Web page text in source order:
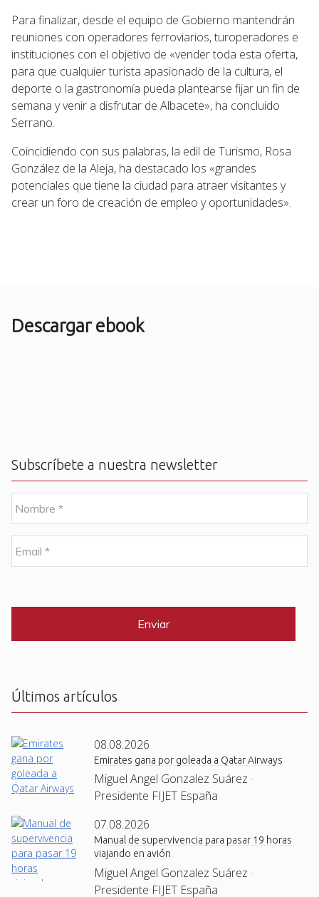
Para finalizar, desde el equipo de Gobierno mantendrán
reuniones con operadores ferroviarios, turoperadores e
instituciones con el objetivo de «vender toda esta oferta,
para que cualquier turista apasionado de la cultura, el
deporte o la gastronomía pueda plantearse fijar un fin de
semana y venir a disfrutar de Albacete», ha concluido
Serrano.
Coincidiendo con sus palabras, la edil de Turismo, Rosa
González de la Aleja, ha destacado los «grandes
potenciales que tiene la ciudad para atraer visitantes y
crear un foro de creación de empleo y oportunidades».
Descargar ebook
Subscríbete a nuestra newsletter
o
m
e
m
a
C
Últimos artículos
08.08.2026
Emirates gana por goleada a Qatar Airways
Miguel Angel Gonzalez Suárez ·
Presidente FIJET España
07.08.2026
Manual de supervivencia para pasar 19 horas
viajando en avión
Miguel Angel Gonzalez Suárez ·
Presidente FIJET España